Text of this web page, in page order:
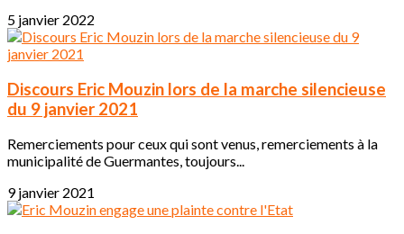
5 janvier 2022
Discours Eric Mouzin lors de la marche silencieuse
du 9 janvier 2021
Remerciements pour ceux qui sont venus, remerciements à la
municipalité de Guermantes, toujours...
9 janvier 2021